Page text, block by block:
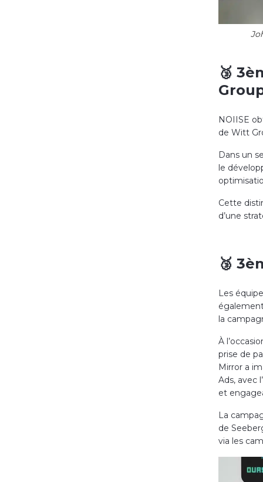
🥉
NOIISE
de Witt
Dans un
le
Cette
d’une
🥉
Les
la
À
prise de
Mirror a
Ads, avec
et
La
de
via les